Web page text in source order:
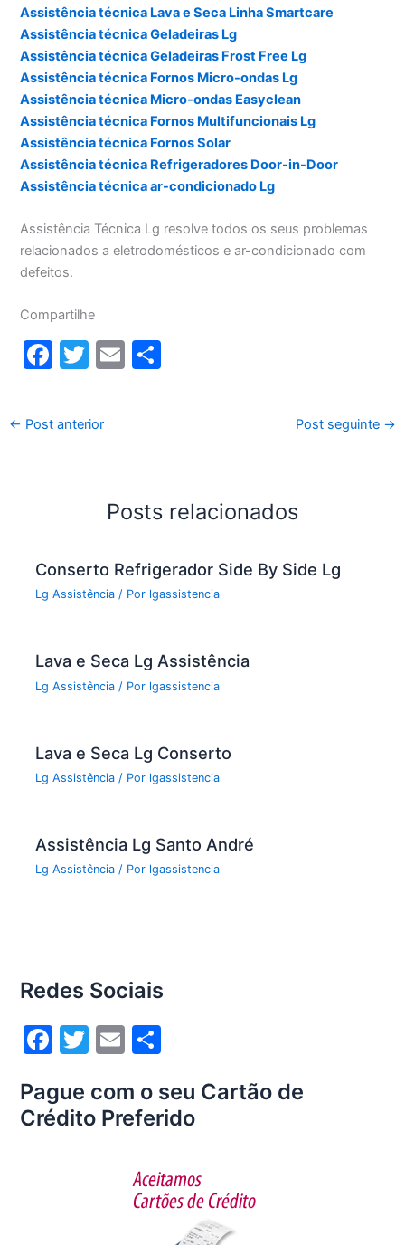
Assistência técnica Lava e Seca Linha Smartcare
Assistência técnica Geladeiras Lg
Assistência técnica Geladeiras Frost Free Lg
Assistência técnica Fornos Micro-ondas Lg
Assistência técnica Micro-ondas Easyclean
Assistência técnica Fornos Multifuncionais Lg
Assistência técnica Fornos Solar
Assistência técnica Refrigeradores Door-in-Door
Assistência técnica ar-condicionado Lg
Assistência Técnica Lg resolve todos os seus problemas
relacionados a eletrodomésticos e ar-condicionado com
defeitos.
Compartilhe
F
c
e
k
T
itt
er
E
← Post anterior Post seguinte →
Posts relacionados
Conserto Refrigerador Side By Side Lg
Lg Assistência / Por lgassistencia
Lava e Seca Lg Assistência
Lg Assistência / Por lgassistencia
Lava e Seca Lg Conserto
Lg Assistência / Por lgassistencia
Assistência Lg Santo André
Lg Assistência / Por lgassistencia
Redes Sociais
F
c
e
T
itt
er
E
ai
l
ar
e
Pague com o seu Cartão de
Crédito Preferido